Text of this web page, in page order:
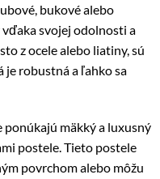
bukové alebo
svojej odolnosti a
z ocele alebo liatiny, sú
robustná a ľahko sa
ponúkajú mäkký a luxusný
postele. Tieto postele
povrchom alebo môžu